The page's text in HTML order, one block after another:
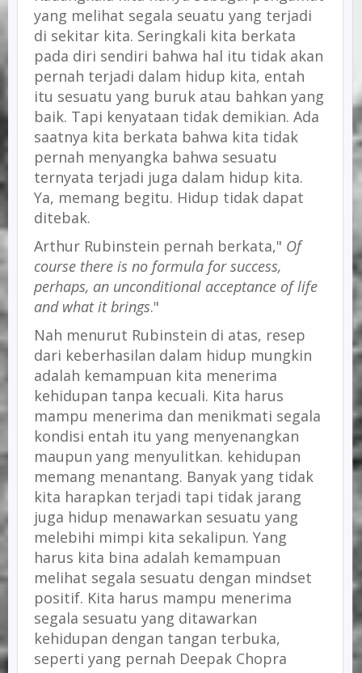
yang melihat segala seuatu yang terjadi
di sekitar kita. Seringkali kita berkata
pada diri sendiri bahwa hal itu tidak akan
pernah terjadi dalam hidup kita, entah
itu sesuatu yang buruk atau bahkan yang
baik. Tapi kenyataan tidak demikian. Ada
saatnya kita berkata bahwa kita tidak
pernah menyangka bahwa sesuatu
ternyata terjadi juga dalam hidup kita.
Ya, memang begitu. Hidup tidak dapat
ditebak.
Arthur Rubinstein pernah berkata," Of
course there is no formula for success,
perhaps, an unconditional acceptance of life
and what it brings."
Nah menurut Rubinstein di atas, resep
dari keberhasilan dalam hidup mungkin
adalah kemampuan kita menerima
kehidupan tanpa kecuali. Kita harus
mampu menerima dan menikmati segala
kondisi entah itu yang menyenangkan
maupun yang menyulitkan. kehidupan
memang menantang. Banyak yang tidak
kita harapkan terjadi tapi tidak jarang
juga hidup menawarkan sesuatu yang
melebihi mimpi kita sekalipun. Yang
harus kita bina adalah kemampuan
melihat segala sesuatu dengan mindset
positif. Kita harus mampu menerima
segala sesuatu yang ditawarkan
kehidupan dengan tangan terbuka,
seperti yang pernah Deepak Chopra